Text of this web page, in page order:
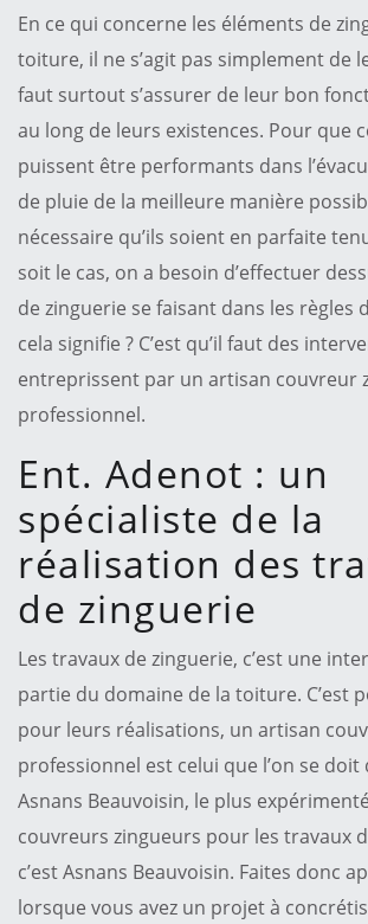
En ce qui concerne les éléments de
toiture, il ne s’agit pas simplement de
faut surtout s’assurer de leur bon
au long de leurs existences. Pour que
puissent être performants dans
de pluie de la meilleure manière
nécessaire qu’ils soient en parfaite
soit le cas, on a besoin d’effectuer
de zinguerie se faisant dans les règles
cela signifie ? C’est qu’il faut des
entreprissent par un artisan couvreur
professionnel.
Ent. Adenot : un
spécialiste de la
réalisation des
de zinguerie
Les travaux de zinguerie, c’est une
partie du domaine de la toiture. C’est
pour leurs réalisations, un artisan
professionnel est celui que l’on se doit
Asnans Beauvoisin, le plus
couvreurs zingueurs pour les travaux
c’est Asnans Beauvoisin. Faites donc
lorsque vous avez un projet à